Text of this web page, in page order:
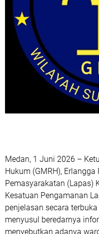
Medan, 1 Juni 2026 –
Hukum (GMRH),
Pemasyarakatan (Lapas)
Kesatuan Pengamanan
penjelasan secara
menyusul beredarnya
menyebutkan adanya